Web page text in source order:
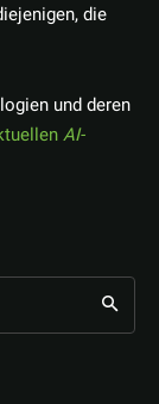
die
und deren
AI-